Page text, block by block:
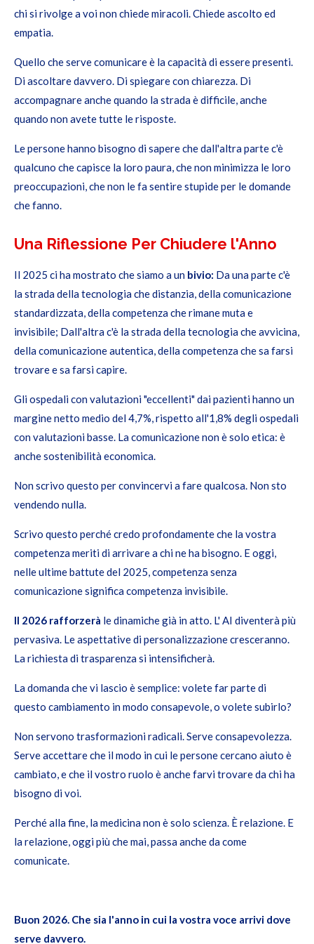
chi si rivolge a voi non chiede miracoli. Chiede ascolto ed
empatia.
Quello che serve comunicare è la capacità di essere presenti.
Di ascoltare davvero. Di spiegare con chiarezza. Di
accompagnare anche quando la strada è difficile, anche
quando non avete tutte le risposte.
Le persone hanno bisogno di sapere che dall'altra parte c'è
qualcuno che capisce la loro paura, che non minimizza le loro
preoccupazioni, che non le fa sentire stupide per le domande
che fanno.
Una Riflessione Per Chiudere l'Anno
Il 2025 ci ha mostrato che siamo a un bivio: Da una parte c'è
la strada della tecnologia che distanzia, della comunicazione
standardizzata, della competenza che rimane muta e
invisibile; Dall'altra c'è la strada della tecnologia che avvicina,
della comunicazione autentica, della competenza che sa farsi
trovare e sa farsi capire.
Gli ospedali con valutazioni "eccellenti" dai pazienti hanno un
margine netto medio del 4,7%, rispetto all'1,8% degli ospedali
con valutazioni basse. La comunicazione non è solo etica: è
anche sostenibilità economica.
Non scrivo questo per convincervi a fare qualcosa. Non sto
vendendo nulla.
Scrivo questo perché credo profondamente che la vostra
competenza meriti di arrivare a chi ne ha bisogno. E oggi,
nelle ultime battute del 2025, competenza senza
comunicazione significa competenza invisibile.
Il 2026 rafforzerà le dinamiche già in atto. L' AI diventerà più
pervasiva. Le aspettative di personalizzazione cresceranno.
La richiesta di trasparenza si intensificherà.
La domanda che vi lascio è semplice: volete far parte di
questo cambiamento in modo consapevole, o volete subirlo?
Non servono trasformazioni radicali. Serve consapevolezza.
Serve accettare che il modo in cui le persone cercano aiuto è
cambiato, e che il vostro ruolo è anche farvi trovare da chi ha
bisogno di voi.
Perché alla fine, la medicina non è solo scienza. È relazione. E
la relazione, oggi più che mai, passa anche da come
comunicate.
Buon 2026. Che sia l'anno in cui la vostra voce arrivi dove
serve davvero.